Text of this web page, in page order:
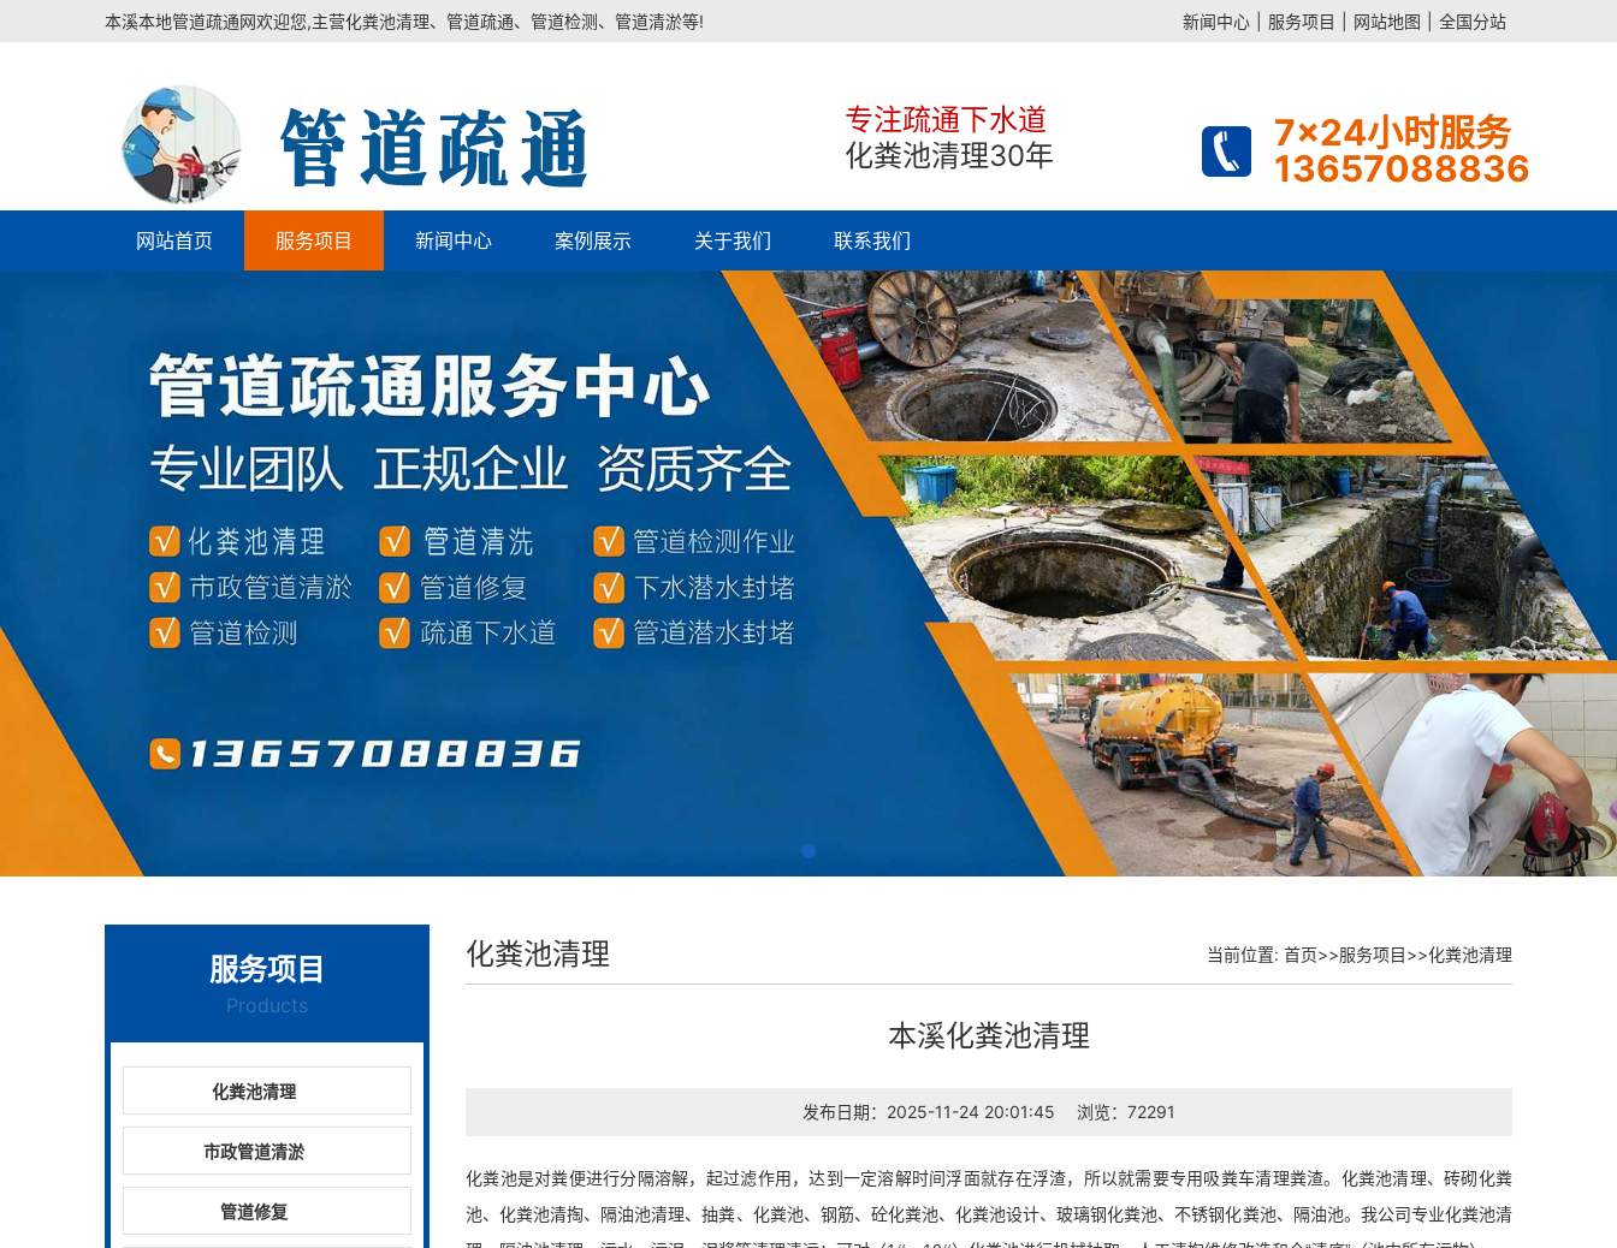
本溪本地管道疏通网欢迎您,主营化粪池清理、管道疏通、管道检测、管道清淤等! 新闻中心 服务项目 网站地图 全国分站
专注疏通下水道
化粪池清理30年
7x24小时服务
13657088836
网站首页 服务项目 新闻中心 案例展示 关于我们 联系我们
服务项目
Products
化粪池清理
市政管道清淤
管道修复
化粪池清理 当前位置: 首页>>服务项目>>化粪池清理
本溪化粪池清理
发布日期：2025-11-24 20:01:45 浏览：72291
化粪池是对粪便进行分隔溶解，起过滤作用，达到一定溶解时间浮面就存在浮渣，所以就需要专用吸粪车清理粪渣。化粪池清理、砖砌化粪
池、化粪池清掏、隔油池清理、抽粪、化粪池、钢筋、砼化粪池、化粪池设计、玻璃钢化粪池、不锈钢化粪池、隔油池。我公司专业化粪池清